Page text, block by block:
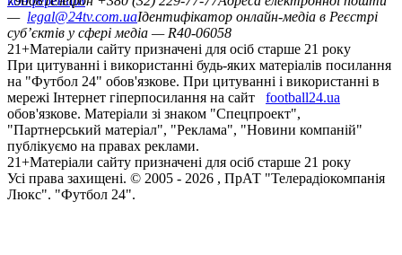
— legal@24tv.com.uaІдентифікатор онлайн-медіа в Реєстрі
суб’єктів у сфері медіа — R40-06058
21+Матеріали сайту призначені для осіб старше 21 року
При цитуванні і використанні будь-яких матеріалів посилання
на "Футбол 24" обов'язкове. При цитуванні і використанні в
мережі Інтернет гіперпосилання на сайт
football24.ua
обов'язкове. Матеріали зі знаком "Спецпроект",
"Партнерський матеріал", "Реклама", "Новини компаній"
публікуємо на правах реклами.
21+Матеріали сайту призначені для осіб старше 21 року
Усi права захищенi. © 2005 - 2026 , ПрАТ "Телерадіокомпанія
Люкс". "Футбол 24".